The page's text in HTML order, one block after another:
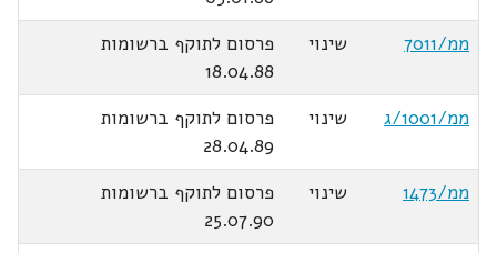
ממ/7011
שינוי
פרסום לתוקף ברשומות
18.04.88
ממ/1001/ג
שינוי
פרסום לתוקף ברשומות
28.04.89
ממ/1473
שינוי
פרסום לתוקף ברשומות
25.07.90